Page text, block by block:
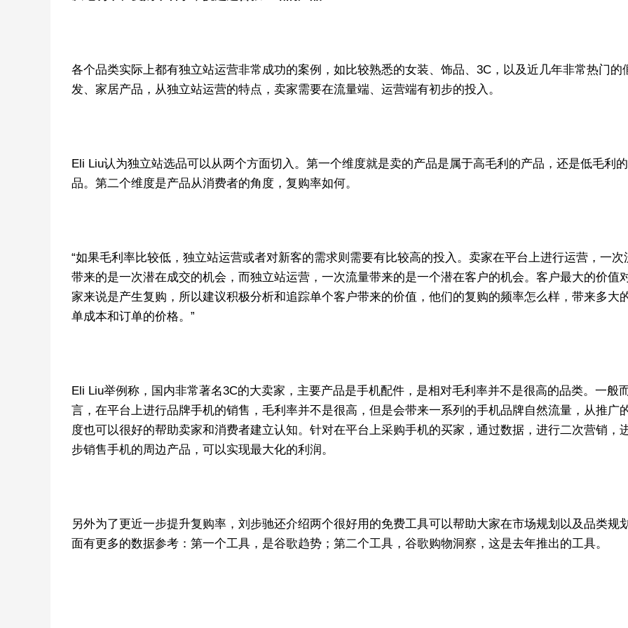
各个品类实际上都有独立站运营非常成功的案例，如比较熟悉的女装、饰品、3C，以及近几年非常热门的
发、家居产品，从独立站运营的特点，卖家需要在流量端、运营端有初步的投入。
Eli Liu认为独立站选品可以从两个方面切入。第一个维度就是卖的产品是属于高毛利的产品，还是低毛利
品。第二个维度是产品从消费者的角度，复购率如何。
“如果毛利率比较低，独立站运营或者对新客的需求则需要有比较高的投入。卖家在平台上进行运营，一次
带来的是一次潜在成交的机会，而独立站运营，一次流量带来的是一个潜在客户的机会。客户最大的价值
家来说是产生复购，所以建议积极分析和追踪单个客户带来的价值，他们的复购的频率怎么样，带来多大
单成本和订单的价格。”
Eli Liu举例称，国内非常著名3C的大卖家，主要产品是手机配件，是相对毛利率并不是很高的品类。一般
言，在平台上进行品牌手机的销售，毛利率并不是很高，但是会带来一系列的手机品牌自然流量，从推广
度也可以很好的帮助卖家和消费者建立认知。针对在平台上采购手机的买家，通过数据，进行二次营销，
步销售手机的周边产品，可以实现最大化的利润。
另外为了更近一步提升复购率，刘步驰还介绍两个很好用的免费工具可以帮助大家在市场规划以及品类规
面有更多的数据参考：第一个工具，是谷歌趋势；第二个工具，谷歌购物洞察，这是去年推出的工具。